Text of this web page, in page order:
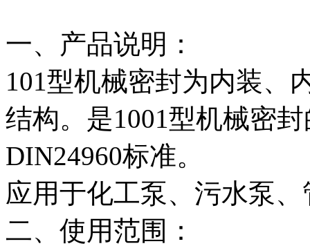
一、产品说明：
101型机械密封为内装、
结构。是1001型机械密
DIN24960标准。
应用于化工泵、污水泵
二、使用范围：